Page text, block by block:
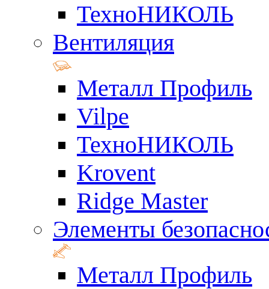
ТехноНИКОЛЬ
Вентиляция
Металл Профиль
Vilpe
ТехноНИКОЛЬ
Krovent
Ridge Master
Элементы
Металл Профиль